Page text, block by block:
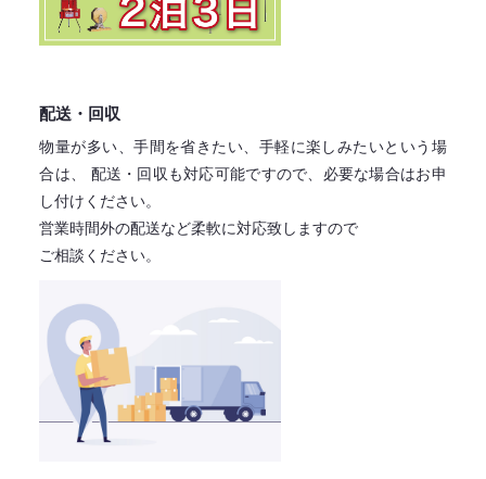
配送・回収
物量が多い、手間を省きたい、手軽に楽しみたいという場
合は、
配送・回収も対応可能ですので、必要な場合はお申
し付けください。
営業時間外の配送など柔軟に対応致しますので
ご相談ください。